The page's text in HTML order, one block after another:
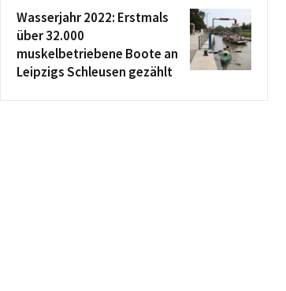
Wasserjahr 2022: Erstmals
über 32.000
muskelbetriebene Boote an
Leipzigs Schleusen gezählt